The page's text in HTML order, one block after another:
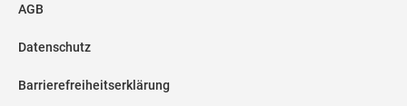
AGB
Datenschutz
Barrierefreiheitserklärung